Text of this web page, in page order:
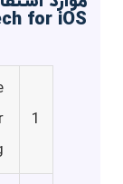
for iOS
1